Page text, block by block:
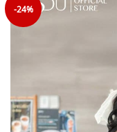
-24%